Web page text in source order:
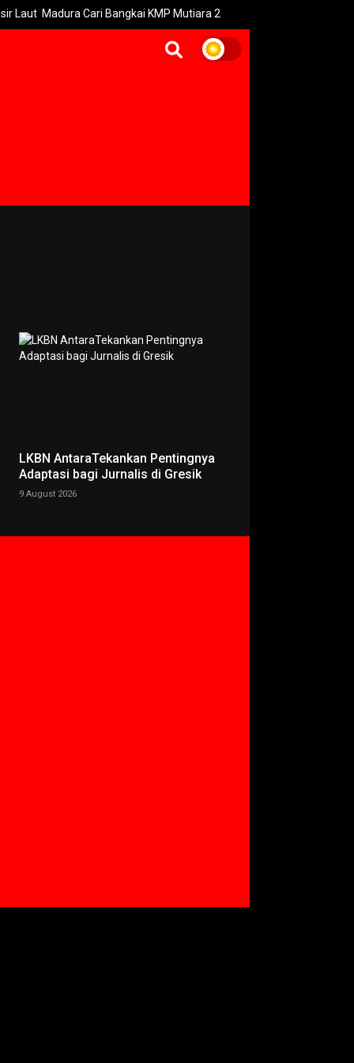
Cari Bangkai KMP Mutiara 2 Imbas Kebakaran Savana
LKBN AntaraTekankan Pentingnya
Adaptasi bagi Jurnalis di Gresik
9 August 2026